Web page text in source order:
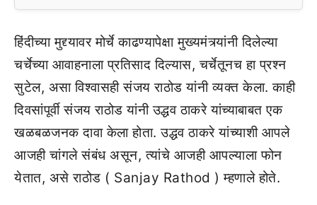
हिंदीच्या मुद्द्यावर मोर्चे काढण्यापेक्षा मुख्यमंत्र्यांनी दिलेल्या
चर्चेच्या आवाहनाला प्रतिसाद दिल्यास, चर्चेतूनच हा प्रश्न
सुटेल, असा विश्वासही संजय राठोड यांनी व्यक्त केला. काही
दिवसांपूर्वी संजय राठोड यांनी उद्धव ठाकरे यांच्याबाबत एक
खळबळजनक दावा केला होता. उद्धव ठाकरे यांच्याशी आपले
आजही चांगले संबंध असून, त्यांचे आजही आपल्याला फोन
येतात, असे राठोड ( Sanjay Rathod ) म्हणाले होते.